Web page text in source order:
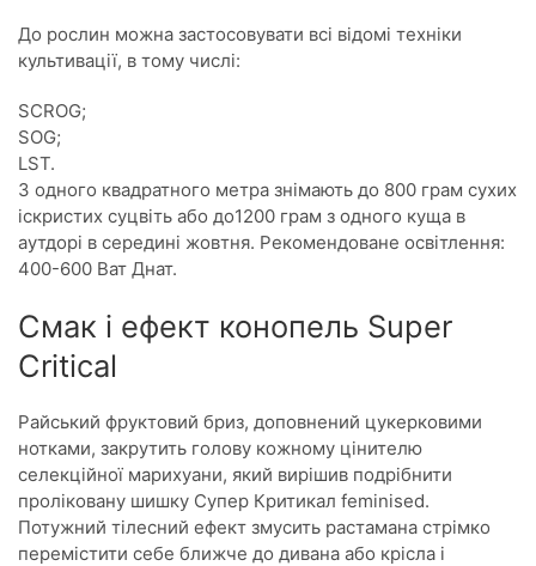
До рослин можна застосовувати всі відомі техніки
культивації, в тому числі:
SCROG;
SOG;
LST.
З одного квадратного метра знімають до 800 грам сухих
іскристих суцвіть або до1200 грам з одного куща в
аутдорі в середині жовтня. Рекомендоване освітлення:
400-600 Ват Днат.
Смак і ефект конопель Super
Critical
Райський фруктовий бриз, доповнений цукерковими
нотками, закрутить голову кожному цінителю
селекційної марихуани, який вирішив подрібнити
проліковану шишку Супер Критикал feminised.
Потужний тілесний ефект змусить растамана стрімко
перемістити себе ближче до дивана або крісла і